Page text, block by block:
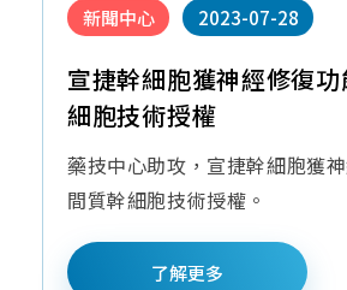
新聞中心 2023-07-28
宣捷幹細胞獲神經修復
細胞技術授權
藥技中心助攻，宣捷幹細胞獲
間質幹細胞技術授權。
了解更多